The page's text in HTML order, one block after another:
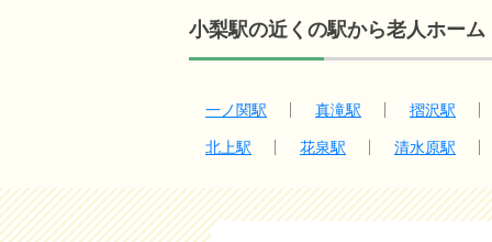
小梨駅の近くの駅から老人ホー
一ノ関駅 真滝駅
摺沢駅
北上駅
花泉駅 清水原駅